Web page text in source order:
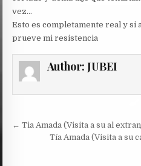
vez…
Esto es completamente real y si
prueve mi resistencia
Author: JUBEI
Post
navigation
← Tia Amada (Visita a su al
Tía Amada (Visita a su